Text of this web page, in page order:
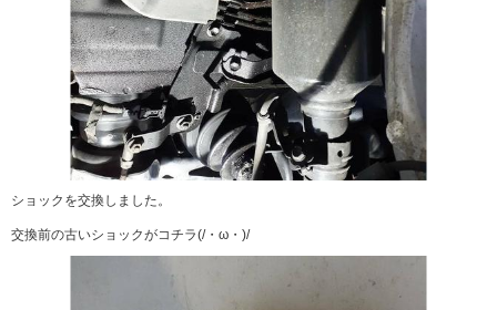
ショックを交換しました。
交換前の古いショックがコチラ(/・ω・)/